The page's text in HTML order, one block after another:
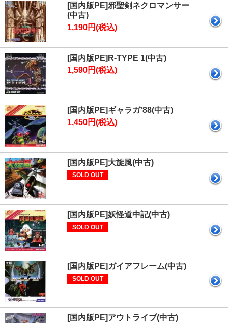
[国内版PE]邪聖剣ネクロマンサー
(中古)
1,190円(税込)
[国内版PE]R-TYPE 1(中古)
1,590円(税込)
[国内版PE]ギャラガ'88(中古)
1,450円(税込)
[国内版PE]大旋風(中古)
SOLD OUT
[国内版PE]妖怪道中記(中古)
SOLD OUT
[国内版PE]ガイアフレーム(中古)
SOLD OUT
[国内版PE]アウトライブ(中古)